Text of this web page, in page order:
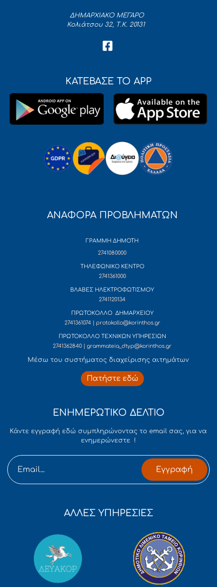
ΔΗΜΑΡΧΙΑΚΟ ΜΕΓΑΡΟ
Κολιάτσου 32, Τ.Κ. 20131
ΚΑΤΕΒΑΣΕ ΤΟ APP
ΑΝΑΦΟΡΑ ΠΡΟΒΛΗΜΑΤΩΝ
ΓΡΑΜΜΗ ΔΗΜΟΤΗ
2741080000
ΤΗΛΕΦΩΝΙΚΟ ΚΕΝΤΡΟ
2741361000
ΒΛΑΒΕΣ ΗΛΕΚΤΡΟΦΩΤΙΣΜΟΥ
2741120134
ΠΡΩΤΟΚΟΛΛΟ ΔΗΜΑΡΧΕΙΟΥ
2741361074 | protokollo@korinthos.gr
ΠΡΩΤΟΚΟΛΛΟ ΤΕΧΝΙΚΩΝ ΥΠΗΡΕΣΙΩΝ
2741362840 | grammateia_dtyp@korinthos.gr
Mέσω του συστήματος διαχείρισης αιτημάτων
Πατήστε εδώ
ΕΝΗΜΕΡΩΤΙΚΟ ΔΕΛΤΙΟ
Κάντε εγγραφή εδώ συμπληρώνοντας το email σας, για να
ενημερώνεστε !
Εγγραφή
ΑΛΛΕΣ ΥΠΗΡΕΣΙΕΣ